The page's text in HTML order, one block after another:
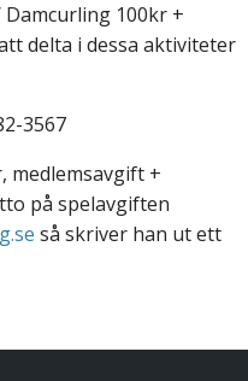
100kr +
delta i dessa aktiviteter
3567
medlemsavgift +
på spelavgiften
så skriver han ut ett